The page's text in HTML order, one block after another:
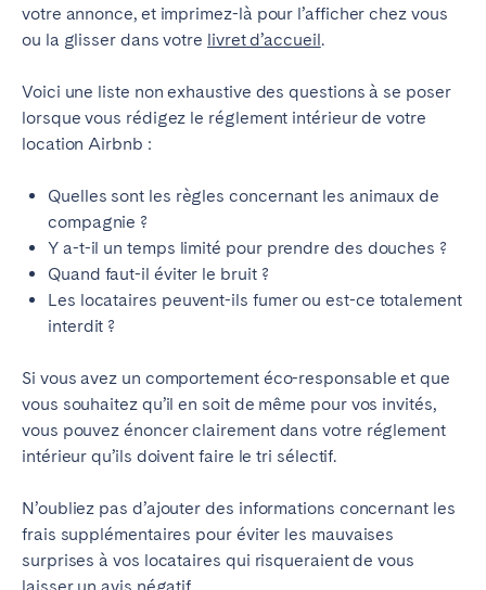
votre annonce, et imprimez-là pour l’afficher chez vous
ou la glisser dans votre livret d’accueil.
Voici une liste non exhaustive des questions à se poser
lorsque vous rédigez le réglement intérieur de votre
location Airbnb :
Quelles sont les règles concernant les animaux de
compagnie ?
Y a-t-il un temps limité pour prendre des douches ?
Quand faut-il éviter le bruit ?
Les locataires peuvent-ils fumer ou est-ce totalement
interdit ?
Si vous avez un comportement éco-responsable et que
vous souhaitez qu’il en soit de même pour vos invités,
vous pouvez énoncer clairement dans votre réglement
intérieur qu’ils doivent faire le tri sélectif.
N’oubliez pas d’ajouter des informations concernant les
frais supplémentaires pour éviter les mauvaises
surprises à vos locataires qui risqueraient de vous